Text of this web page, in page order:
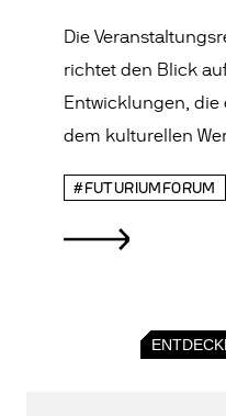
Die
richtet den Blick
Entwicklungen,
dem kulturellen
#FUTURIUMFORUM